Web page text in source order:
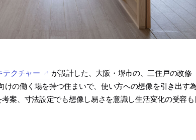
テクチャー
が設計した、大阪・堺市の、三住戸の改修
の働く場を持つ住まいで、使い方への想像を引き出す
案、寸法設定でも想像し易さを意識し生活変化の受容